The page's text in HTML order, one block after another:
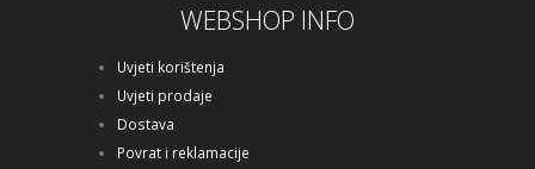
WEBSHOP INFO
Uvjeti korištenja
Uvjeti prodaje
Dostava
Povrat i reklamacije